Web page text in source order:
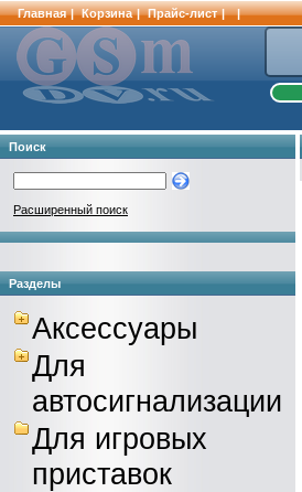
Главная | Корзина | Прайс-лист | |
Поиск
Расширенный поиск
Разделы
Аксессуары
Для
автосигнализации
Для игровых
приставок